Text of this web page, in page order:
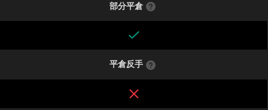
部分平倉
平倉反手